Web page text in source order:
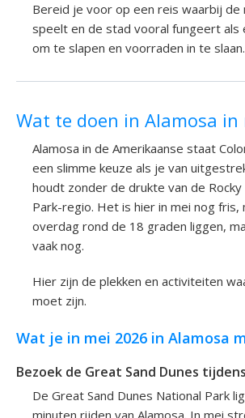
Bereid je voor op een reis waarbij de
speelt en de stad vooral fungeert als
om te slapen en voorraden in te slaan.
Wat te doen in Alamosa in
Alamosa in de Amerikaanse staat
een slimme keuze als je van
houdt zonder de drukte van de Rocky
Park-regio. Het is hier in mei nog
overdag rond de 18 graden liggen,
vaak nog.
Hier zijn de plekken en activiteiten
moet zijn.
Wat je in mei 2026 in Alamosa
Bezoek de Great Sand Dunes
De Great Sand Dunes National Park
minuten rijden van Alamosa. In mei